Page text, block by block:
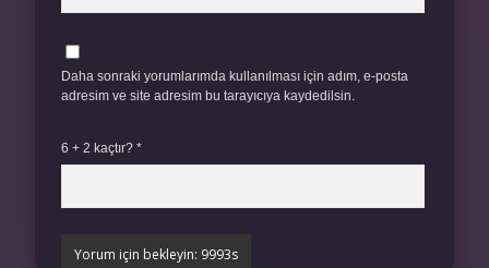
Daha sonraki yorumlarımda kullanılması için adım, e-posta
adresim ve site adresim bu tarayıcıya kaydedilsin.
6 + 2 kaçtır? *